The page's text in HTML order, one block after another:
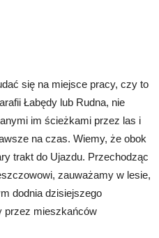
się na miejsce pracy, czy to
Łabędy lub Rudna, nie
im ścieżkami przez las i
na czas. Wiemy, że obok
trakt do Ujazdu. Przechodząc
zauważamy w lesie,
dodnia dzisiejszego
przez mieszkańców